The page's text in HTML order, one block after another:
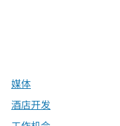
媒体
酒店开发